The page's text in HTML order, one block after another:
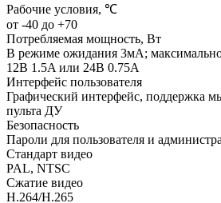
Рабочие условия, ℃
от -40 до +70
Потребляемая мощность, Вт
В режиме ожидания 3мA;
12В 1.5A или 24В 0.75A
Интерфейс пользователя
Графический интерфейс, поддержка
пульта ДУ
Безопасность
Пароли для пользователя и
Стандарт видео
PAL, NTSC
Сжатие видео
H.264/H.265